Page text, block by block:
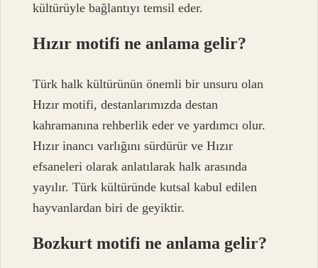
kültürüyle bağlantıyı temsil eder.
Hızır motifi ne anlama gelir?
Türk halk kültürünün önemli bir unsuru olan
Hızır motifi, destanlarımızda destan
kahramanına rehberlik eder ve yardımcı olur.
Hızır inancı varlığını sürdürür ve Hızır
efsaneleri olarak anlatılarak halk arasında
yayılır. Türk kültüründe kutsal kabul edilen
hayvanlardan biri de geyiktir.
Bozkurt motifi ne anlama gelir?